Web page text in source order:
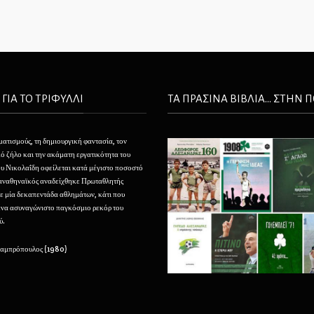
ΤΟ ΤΡΙΦΥΛΛΙ
τη δημιουργική φαντασία, τον
ζήλο και την ακάματη εργατικότητα του
Νικολαΐδη οφείλεται κατά μέγιστο ποσοστό
αναδείχθηκε Πρωταθλητής
μία δεκαπεντάδα αθλημάτων, κάτι που
ασυναγώνιστο παγκόσμιο ρεκόρ του
(1980)
Θέλουμε να φτιάξουμε τον Παναθηναϊκό μας σαν ένα
τεράστιο, αφάνταστο φάρο που να φαίνεται από τα
πέρατα της ελληνικής οικουμένης και που να
με την αίγλη του και να καθοδηγεί την νεότητα εις τους
μεγάλους κόλπους του.
– Μιχάλης Παπάζογλου (1929)
ΤΑ ΠΡΑΣΙΝΑ ΒΙΒΛΙΑ... ΣΤΗΝ